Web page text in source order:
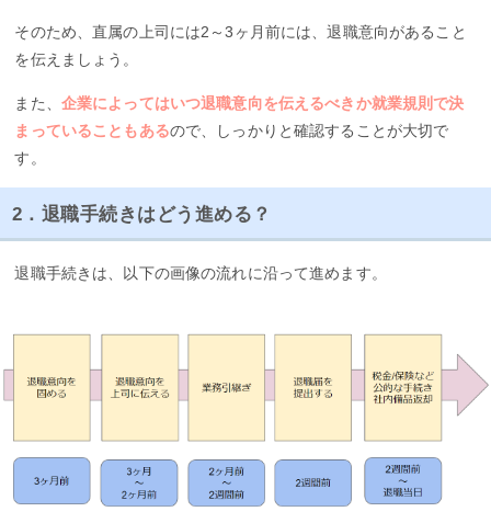
そのため、直属の上司には2～3ヶ月前には、退職意向があること
を伝えましょう。
また、 企業によってはいつ退職意向を伝えるべきか就業規則で決
まっていることもあるので、しっかりと確認することが大切で
す。
2．退職手続きはどう進める？
退職手続きは、以下の画像の流れに沿って進めます。